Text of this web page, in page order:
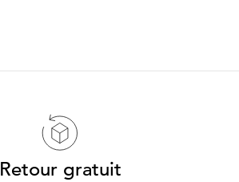
Retour gratuit